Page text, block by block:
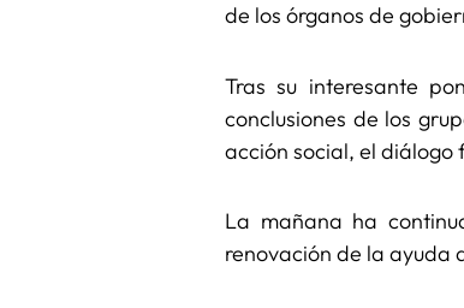
de los órganos de
Tras su interesante
conclusiones de los
acción social, el
La mañana ha
renovación de la ayuda